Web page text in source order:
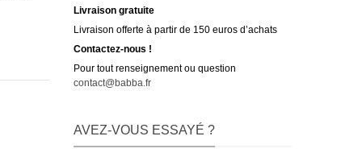
Livraison gratuite
Livraison offerte à partir de 150 euros d’achats
Contactez-nous !
Pour tout renseignement ou question
contact@babba.fr
AVEZ-VOUS ESSAYÉ ?